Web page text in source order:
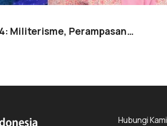
Militerisme, Perampasan…
Hubungi Kami